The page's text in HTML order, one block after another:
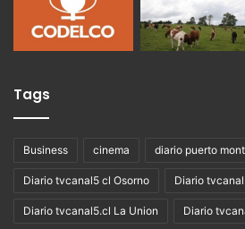
Tags
Business cinema diario puerto
Diario tvcanal5 cl Osorno Diario
Diario tvcanal5.cl La Union Diario